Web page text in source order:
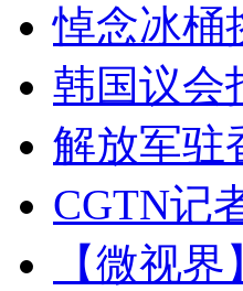
悼念冰桶
韩国议会
解放军驻
CGTN记
【微视